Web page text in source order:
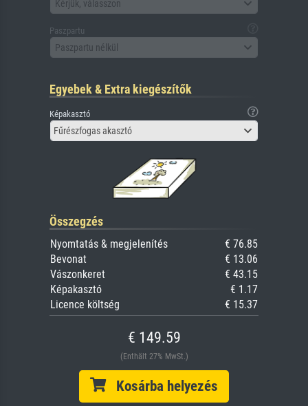
Kérjük, válasszon
Paszpartu
Paszpartu nélkül
Egyebek & Extra kiegészítők
Képakasztó
Fűrészfogas akasztó
Összegzés
Nyomtatás & megjelenítés
€ 76.85
Bevonat
€ 13.06
Vászonkeret
€ 43.15
Képakasztó
€ 1.17
Licence költség
€ 15.37
€ 149.59
(Enthält 27% MwSt.)
Kosárba helyezés